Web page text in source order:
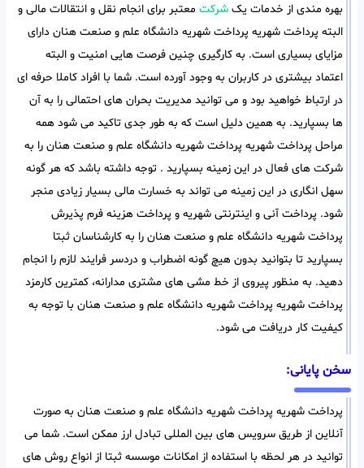
بهره مندی از خدمات یک شرکت معتبر برای انجام نقل و انتقالات مالی و
البته پرداخت شهریه پرداخت شهریه دانشگاه علم و صنعت هنان دارای
مزایای بسیاری است. به کارگیری چنین فرصت هایی امنیت و البته
اعتماد بیشتری در کاربران به وجود آورده است. شما با افراد کاملا حرفه ای
در ارتباط خواهید بود و می توانید مدیریت بحران های احتمالی را به آن
ها بسپارید. به همین دلیل است که به طور جدی تاکید می شود همه
مراحل پرداخت شهریه پرداخت شهریه دانشگاه علم و صنعت هنان را به
شرکت های فعال در این زمینه بسپارید . توجه داشته باشد که هر گونه
سهل انگاری در این زمینه می تواند به خسارت مالی بسیار زیادی منجر
شود. پرداخت آنی و اینترنتی شهریه و پرداخت هزینه فرم پذیرش
پرداخت شهریه دانشگاه علم و صنعت هنان را به کارشناسان ثبتا
بسپارید تا بتوانید بدون هیچ گونه اضطراب و دردسر فرایند لازم را انجام
دهید. به منظور پیروی از خط مشی های مشتری مدارانه، کمترین کارمزد
پرداخت شهریه پرداخت شهریه دانشگاه علم و صنعت هنان با توجه به
کیفیت کار دریافت می شود.
سخن پایانی:
پرداخت شهریه پرداخت شهریه دانشگاه علم و صنعت هنان به صورت
آنلاین از طریق سرویس های بین المللی تبادل ارز ممکن است. شما می
توانید در هر لحظه با استفاده از امکانات موسسه ثبتا از انواع روش های